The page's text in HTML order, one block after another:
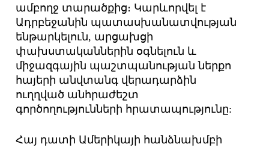
ամբողջ տարածքից։ Կարևորվել է
Ադրբեջանին պատասխանատվության
ենթարկելուն, արցախցի
փախստականներին օգնելուն և
միջազգային պաշտպանության ներքո
հայերի անվտանգ վերադարձին
ուղղված անհրաժեշտ
գործողությունների հրատապությունը:
Հայ դատի Ամերիկայի հանձնախմբի